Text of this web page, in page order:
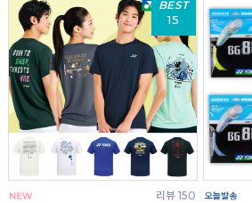
BEST
15
리뷰 150